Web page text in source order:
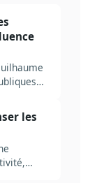
de
les